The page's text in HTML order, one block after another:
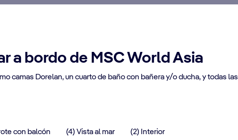
a bordo de MSC World Asia
camas Dorelan, un cuarto de baño con bañera y/o ducha, y todas las
con balcón (4) Vista al mar (2) Interior